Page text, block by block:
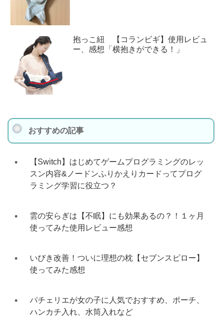
抱っこ紐 【コランビギ】使用レビュ
ー、感想「横抱きができる！」
おすすめの記事
【Switch】はじめてゲームプログラミングのレッ
スン内容&ノードンふりかえりカードってプログ
ラミング学習に役立つ？
雲の安らぎは【不眠】にも効果あるの？！１ヶ月
使ってみた使用レビュー感想
いびき改善！ついに理想の枕【セブンスピロー】
使ってみた感想
パチェリエが女の子に人気でおすすめ、ポーチ、
ハンカチ入れ、水筒入れなど